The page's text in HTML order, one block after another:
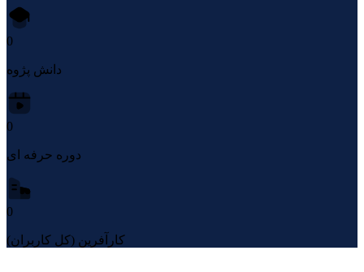
0
دانش پژوه
0
دوره حرفه ای
0
کارآفرین (کل کاربران)